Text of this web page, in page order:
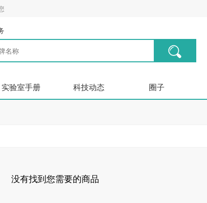
实验室手册 科技动态 圈子
没有找到您需要的商品